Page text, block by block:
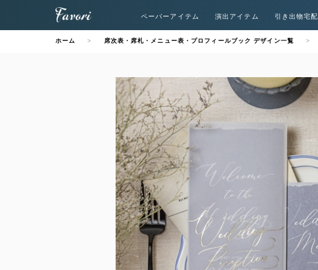
ペーパーアイテム 演出アイテム 引き出物宅配
ホーム 席次表・席札・メニュー表・プロフィールブック デザイン一覧